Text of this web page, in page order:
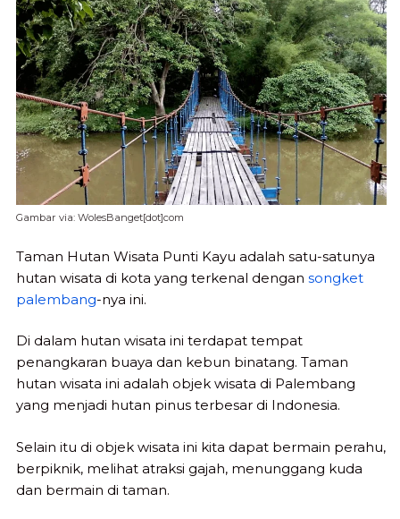
Gambar via: WolesBanget[dot]com
Taman Hutan Wisata Punti Kayu adalah satu-satunya
hutan wisata di kota yang terkenal dengan songket
palembang-nya ini.
Di dalam hutan wisata ini terdapat tempat
penangkaran buaya dan kebun binatang. Taman
hutan wisata ini adalah objek wisata di Palembang
yang menjadi hutan pinus terbesar di Indonesia.
Selain itu di objek wisata ini kita dapat bermain perahu,
berpiknik, melihat atraksi gajah, menunggang kuda
dan bermain di taman.